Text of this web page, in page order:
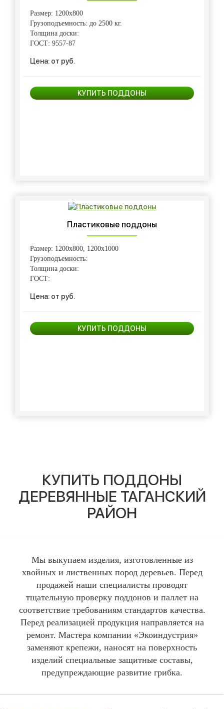
Размер: 1200х800
Грузоподъемность: до 2500 кг.
Толщина доски:
ГОСТ: 9557-87
Цена: от руб.
КУПИТЬ ПОДДОНЫ
Пластиковые поддоны
Размер: 1200х800, 1200х1000
Грузоподъемность:
Толщина доски:
ГОСТ:
Цена: от руб.
КУПИТЬ ПОДДОНЫ
КУПИТЬ ПОДДОНЫ
ДЕРЕВЯННЫЕ ТАГАНСКИЙ
РАЙОН
Мы выкупаем изделия, изготовленные из
хвойных и лиственных пород деревьев. Перед
продажей наши специалисты проводят
тщательную проверку поддонов и паллет на
соответствие требованиям стандартов качества.
Перед реализацией продукция направляется на
ремонт. Мастера компании «Экоиндустрия»
заменяют крепежи, наносят на поверхность
изделий специальные защитные составы,
предупреждающие развитие грибка.